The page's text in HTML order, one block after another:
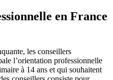
en France
les conseillers
l’orientation professionnelle
à 14 ans et qui souhaitent